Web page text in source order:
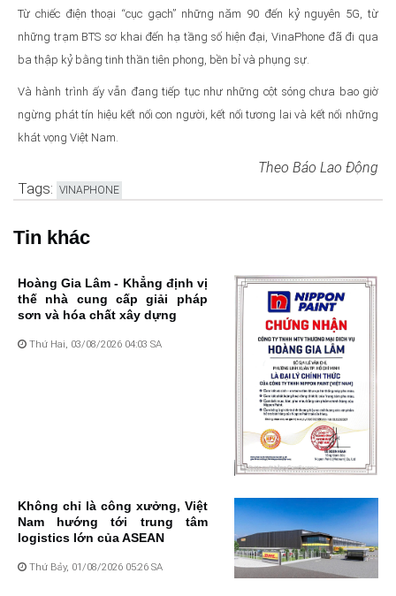
Từ chiếc điện thoại “cục gạch” những năm 90 đến kỷ nguyên 5G, từ
những trạm BTS sơ khai đến hạ tầng số hiện đại, VinaPhone đã đi qua
ba thập kỷ bằng tinh thần tiên phong, bền bỉ và phụng sự.
Và hành trình ấy vẫn đang tiếp tục như những cột sóng chưa bao giờ
ngừng phát tín hiệu kết nối con người, kết nối tương lai và kết nối những
khát vọng Việt Nam.
Theo Báo Lao Động
Tags: VINAPHONE
Tin khác
Hoàng Gia Lâm - Khẳng định vị
thế nhà cung cấp giải pháp
sơn và hóa chất xây dựng
Thứ Hai, 03/08/2026 04:03 SA
Không chỉ là công xưởng, Việt
Nam hướng tới trung tâm
logistics lớn của ASEAN
Thứ Bảy, 01/08/2026 05:26 SA